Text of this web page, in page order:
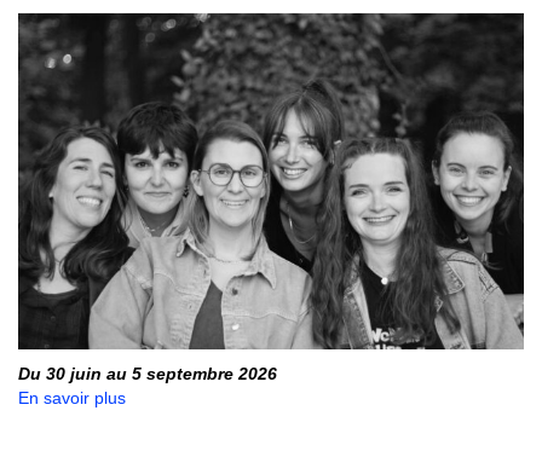
Du 30 juin au 5 septembre 2026
En savoir plus